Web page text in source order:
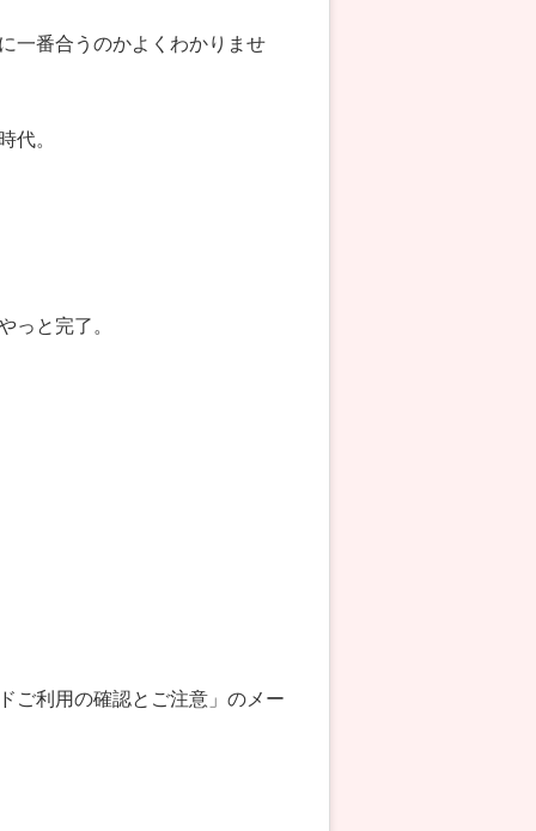
一番合うのかよくわかりませ
代。
っと完了。
ご利用の確認とご注意」のメー